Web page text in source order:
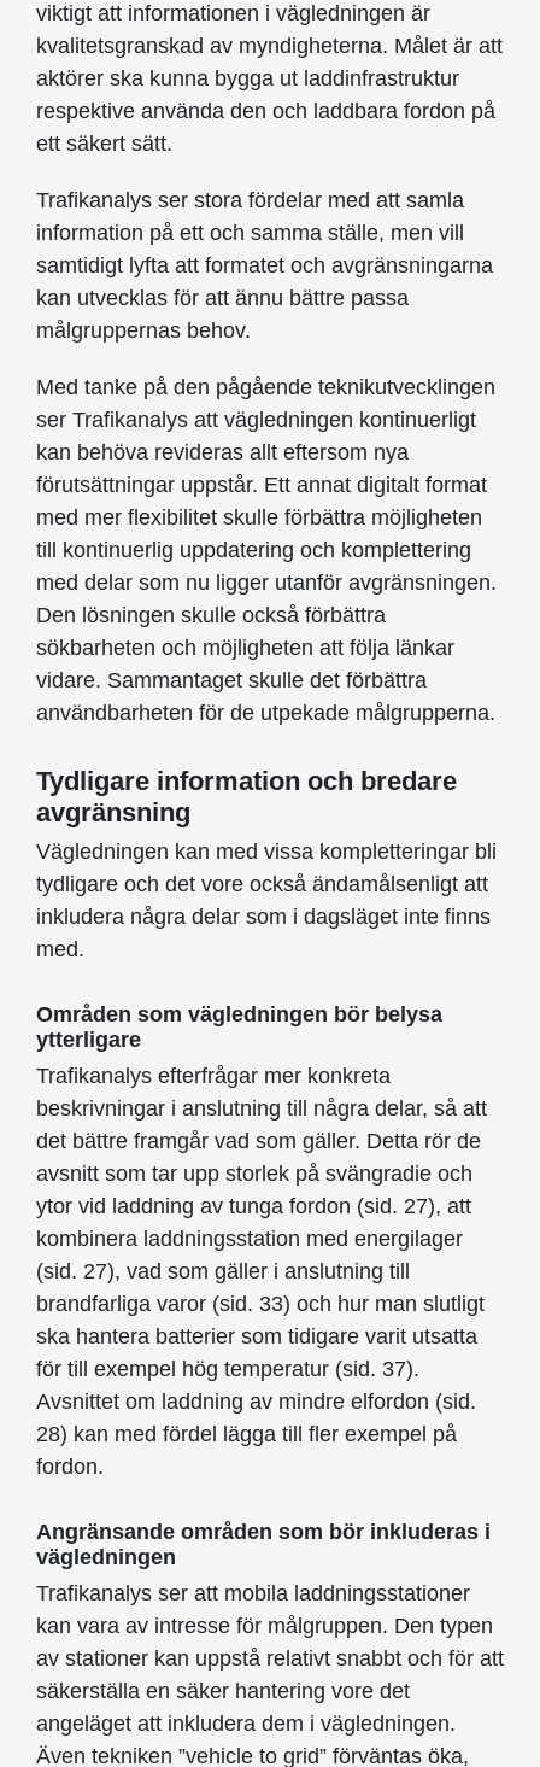
viktigt att informationen i vägledningen är
kvalitetsgranskad av myndigheterna. Målet är att
aktörer ska kunna bygga ut laddinfrastruktur
respektive använda den och laddbara fordon på
ett säkert sätt.
Trafikanalys ser stora fördelar med att samla
information på ett och samma ställe, men vill
samtidigt lyfta att formatet och avgränsningarna
kan utvecklas för att ännu bättre passa
målgruppernas behov.
Med tanke på den pågående teknikutvecklingen
ser Trafikanalys att vägledningen kontinuerligt
kan behöva revideras allt eftersom nya
förutsättningar uppstår. Ett annat digitalt format
med mer flexibilitet skulle förbättra möjligheten
till kontinuerlig uppdatering och komplettering
med delar som nu ligger utanför avgränsningen.
Den lösningen skulle också förbättra
sökbarheten och möjligheten att följa länkar
vidare. Sammantaget skulle det förbättra
användbarheten för de utpekade målgrupperna.
Tydligare information och bredare
avgränsning
Vägledningen kan med vissa kompletteringar bli
tydligare och det vore också ändamålsenligt att
inkludera några delar som i dagsläget inte finns
med.
Områden som vägledningen bör belysa
ytterligare
Trafikanalys efterfrågar mer konkreta
beskrivningar i anslutning till några delar, så att
det bättre framgår vad som gäller. Detta rör de
avsnitt som tar upp storlek på svängradie och
ytor vid laddning av tunga fordon (sid. 27), att
kombinera laddningsstation med energilager
(sid. 27), vad som gäller i anslutning till
brandfarliga varor (sid. 33) och hur man slutligt
ska hantera batterier som tidigare varit utsatta
för till exempel hög temperatur (sid. 37).
Avsnittet om laddning av mindre elfordon (sid.
28) kan med fördel lägga till fler exempel på
fordon.
Angränsande områden som bör inkluderas i
vägledningen
Trafikanalys ser att mobila laddningsstationer
kan vara av intresse för målgruppen. Den typen
av stationer kan uppstå relativt snabbt och för att
säkerställa en säker hantering vore det
angeläget att inkludera dem i vägledningen.
Även tekniken ”vehicle to grid” förväntas öka,